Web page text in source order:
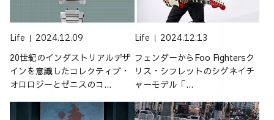
Life 2024.12.09
20世紀のインダストリアルデザ
インを意識したコレクティブ・
オロロジーとゼニスのコ...
Life 2024.12.13
フェンダーからFoo Fightersク
リス・シフレットのシグネイチ
ャーモデル「...